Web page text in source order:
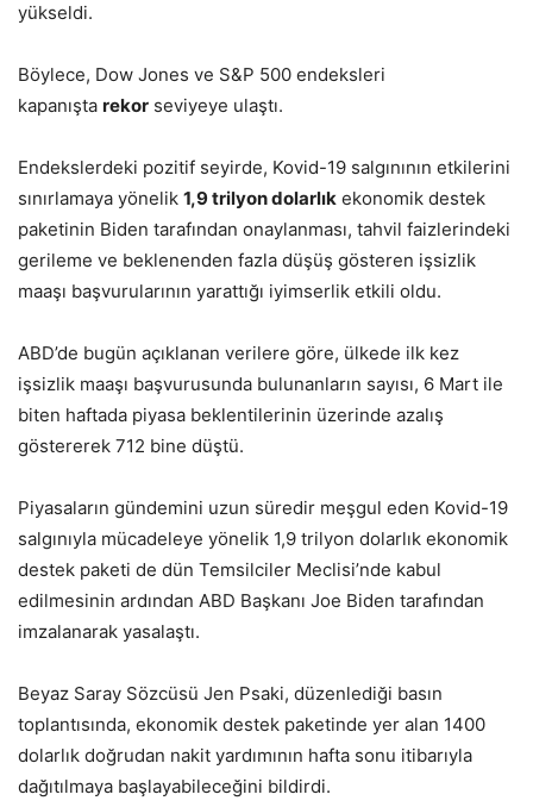
yükseldi.
Böylece, Dow Jones ve S&P 500 endeksleri
kapanışta rekor seviyeye ulaştı.
Endekslerdeki pozitif seyirde, Kovid-19 salgınının etkilerini
sınırlamaya yönelik 1,9 trilyon dolarlık ekonomik destek
paketinin Biden tarafından onaylanması, tahvil faizlerindeki
gerileme ve beklenenden fazla düşüş gösteren işsizlik
maaşı başvurularının yarattığı iyimserlik etkili oldu.
ABD’de bugün açıklanan verilere göre, ülkede ilk kez
işsizlik maaşı başvurusunda bulunanların sayısı, 6 Mart ile
biten haftada piyasa beklentilerinin üzerinde azalış
göstererek 712 bine düştü.
Piyasaların gündemini uzun süredir meşgul eden Kovid-19
salgınıyla mücadeleye yönelik 1,9 trilyon dolarlık ekonomik
destek paketi de dün Temsilciler Meclisi’nde kabul
edilmesinin ardından ABD Başkanı Joe Biden tarafından
imzalanarak yasalaştı.
Beyaz Saray Sözcüsü Jen Psaki, düzenlediği basın
toplantısında, ekonomik destek paketinde yer alan 1400
dolarlık doğrudan nakit yardımının hafta sonu itibarıyla
dağıtılmaya başlayabileceğini bildirdi.